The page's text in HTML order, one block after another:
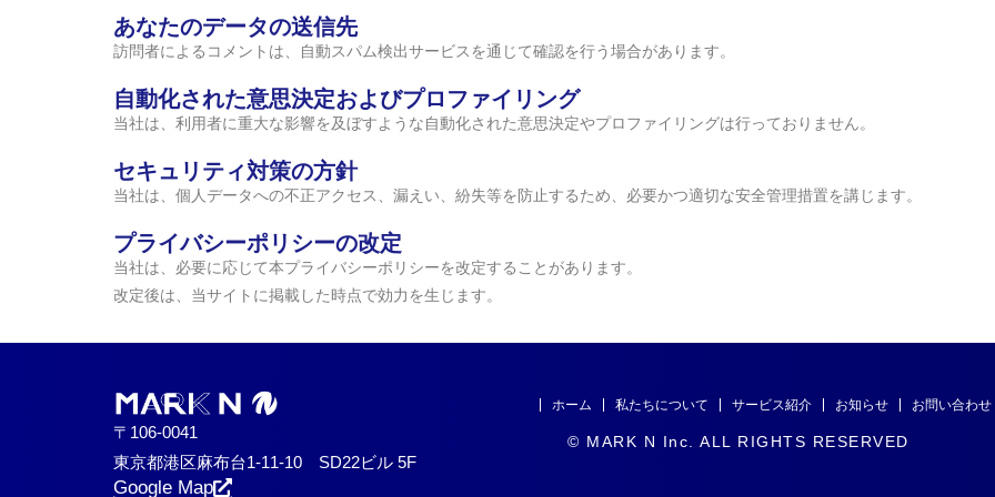
あなたのデータの送信先
訪問者によるコメントは、自動スパム検出サービスを通じて確認を行う場合があります。
自動化された意思決定およびプロファイリング
当社は、利用者に重大な影響を及ぼすような自動化された意思決定やプロファイリングは行っておりません。
セキュリティ対策の方針
当社は、個人データへの不正アクセス、漏えい、紛失等を防止するため、必要かつ適切な安全管理措置を講じます。
プライバシーポリシーの改定
当社は、必要に応じて本プライバシーポリシーを改定することがあります。
改定後は、当サイトに掲載した時点で効力を生じます。
〒106-0041
東京都港区麻布台1-11-10 SD22ビル 5F
Google Map
ホーム 私たちについて サービス紹介 お知らせ お問い合わせ
© MARK N Inc. ALL RIGHTS RESERVED